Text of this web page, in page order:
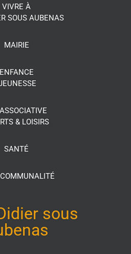
VIVRE À
SOUS AUBENAS
MAIRIE
ENFANCE
& LOISIRS
SANTÉ
sous